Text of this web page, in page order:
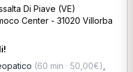
Di Piave (VE)
Center - 31020 Villorba
(60 min · 50,00€)